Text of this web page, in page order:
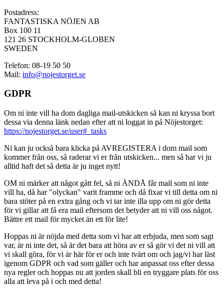
Postadress:
FANTASTISKA NÖJEN AB
Box 100 11
121 26 STOCKHOLM-GLOBEN
SWEDEN
Telefon: 08-19 50 50
Mail: info@nojestorget.se
GDPR
Om ni inte vill ha dom dagliga mail-utskicken så kan ni kryssa bort
dessa via denna länk nedan efter att ni loggat in på Nöjestorget:
https://nojestorget.se/user#_tasks
Ni kan ju också bara klicka på AVREGISTERA i dom mail som
kommer från oss, så raderar vi er från utskicken... men så har vi ju
alltid haft det så detta är ju inget nytt!
OM ni märker att något gått fel, så ni ÄNDÅ får mail som ni inte
vill ha, då har "olyckan" varit framme och då fixar vi till detta om ni
bara stöter på en extra gång och vi tar inte illa upp om ni gör detta
för vi gillar att få era mail eftersom det betyder att ni vill oss något.
Bättre ett mail för mycket än ett för lite!
Hoppas ni är nöjda med detta som vi har att erbjuda, men som sagt
var, är ni inte det, så är det bara att höra av er så gör vi det ni vill att
vi skall göra, för vi är här för er och inte tvärt om och jag/vi har läst
igenom GDPR och vad som gäller och har anpassat oss efter dessa
nya regler och hoppas nu att jorden skall bli en tryggare plats för oss
alla att leva på i och med detta!